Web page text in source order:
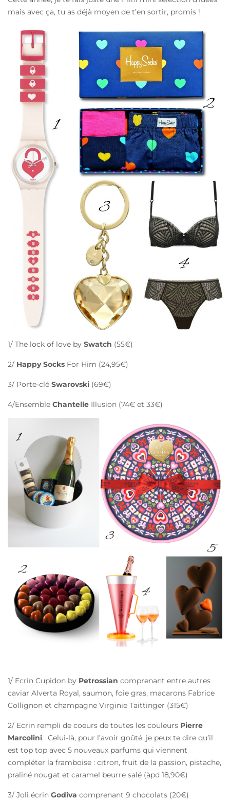
mais avec ça, tu as déjà moyen de t’en sortir, promis !
1/ The lock of love by Swatch (55€)
2/ Happy Socks For Him (24,95€)
3/ Porte-clé Swarovski (69€)
4/Ensemble Chantelle Illusion (74€ et 33€)
1/ Ecrin Cupidon by Petrossian comprenant entre autres
caviar Alverta Royal, saumon, foie gras, macarons Fabrice
Collignon et champagne Virginie Taittinger (315€)
2/ Ecrin rempli de coeurs de toutes les couleurs Pierre
Marcolini. Celui-là, pour l’avoir goûté, je peux te dire qu’il
est top top avec 5 nouveaux parfums qui viennent
compléter la framboise : citron, fruit de la passion, pistache,
praliné nougat et caramel beurre salé (àpd 18,90€)
3/ Joli écrin Godiva comprenant 9 chocolats (20€)